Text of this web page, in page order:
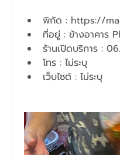
พิกัด : https://
ที่อยู่ : ข้างอาคาร
ร้านเปิดบริการ :
โทร : ไม่ระบุ
เว็บไซต์ : ไม่ระบุ